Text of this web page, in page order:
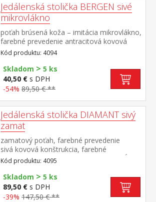
Jedálenská stolička BERGEN sivé
mikrovlákno
poťah brúsená koža – imitácia mikrovlákno,
farebné prevedenie antracitová kovová
konštrukcia, farebné prevedenie čierna
výška sedu 51 cm
Kód produktu: 4094
Skladom > 5 ks
40,50 € s DPH
-54% 89,50 € **
Jedálenská stolička DIAMANT sivý
zamat
zamatový poťah, farebné prevedenie
sivá kovová konštrukcia, farebné
prevedenie čierna výška sedu 51 cm, hĺbka
sedu 45,5 cm šírka sedu v zadnej najužšej
časti 36 cm, v prednej časti 42 cm vhodná k
stolu BERGEN dub 4090
Kód produktu: 4095
Skladom > 5 ks
89,50 € s DPH
-39% 147,50 € **